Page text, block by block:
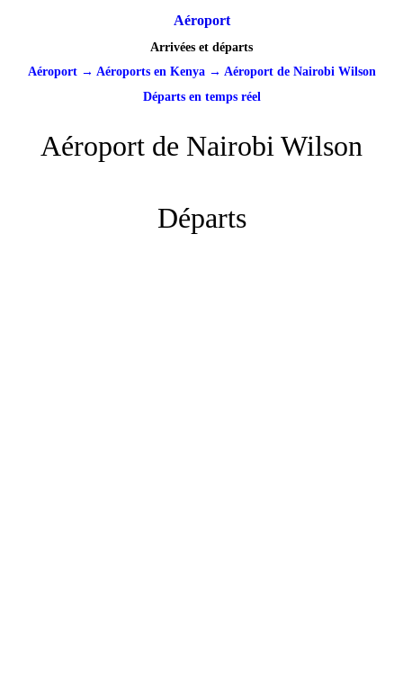
Aéroport
Arrivées et départs
Aéroport→ Aéroports en Kenya→ Aéroport de Nairobi Wilson
Départs en temps réel
Aéroport de Nairobi Wilson
Départs